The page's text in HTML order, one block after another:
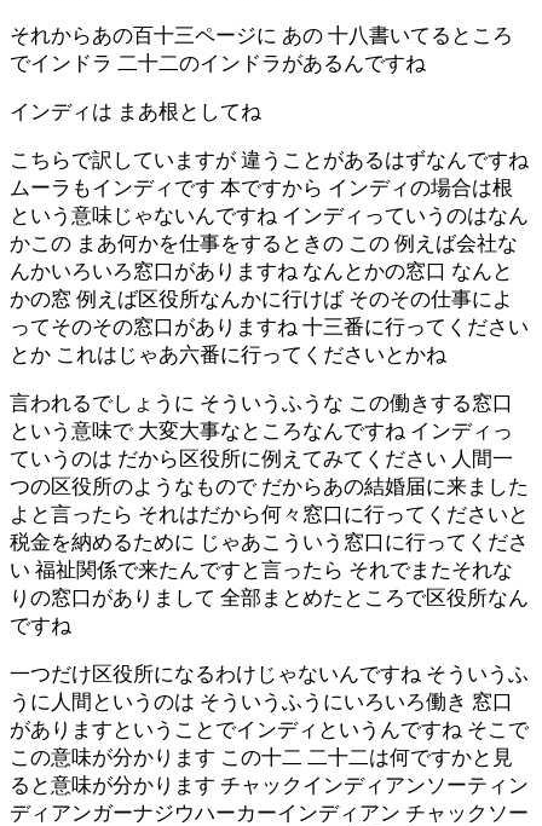
それからあの百十三ページに あの 十八書いてるところ
でインドラ 二十二のインドラがあるんですね
インディは まあ根としてね
こちらで訳していますが 違うことがあるはずなんですね
ムーラもインディです 本ですから インディの場合は根
という意味じゃないんですね インディっていうのはなん
かこの まあ何かを仕事をするときの この 例えば会社な
んかいろいろ窓口がありますね なんとかの窓口 なんと
かの窓 例えば区役所なんかに行けば そのその仕事によ
ってそのその窓口がありますね 十三番に行ってください
とか これはじゃあ六番に行ってくださいとかね
言われるでしょうに そういうふうな この働きする窓口
という意味で 大変大事なところなんですね インディっ
ていうのは だから区役所に例えてみてください 人間一
つの区役所のようなもので だからあの結婚届に来ました
よと言ったら それはだから何々窓口に行ってくださいと
税金を納めるために じゃあこういう窓口に行ってくださ
い 福祉関係で来たんですと言ったら それでまたそれな
りの窓口がありまして 全部まとめたところで区役所なん
ですね
一つだけ区役所になるわけじゃないんですね そういうふ
うに人間というのは そういうふうにいろいろ働き 窓口
がありますということでインディというんですね そこで
この意味が分かります この十二 二十二は何ですかと見
ると意味が分かります チャックインディアンソーティン
ディアンガーナジウハーカーインディアン チャックソー